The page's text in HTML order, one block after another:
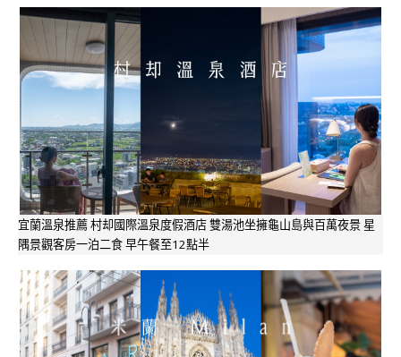
宜蘭溫泉推薦 村却國際溫泉度假酒店 雙湯池坐擁龜山島與百萬夜景 星
隅景觀客房一泊二食 早午餐至12點半